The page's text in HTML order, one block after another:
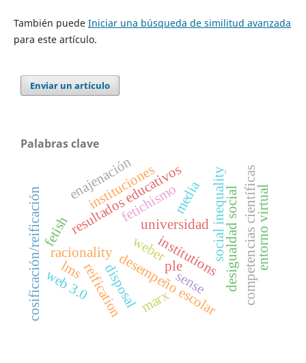
También puede Iniciar una búsqueda de similitud avanzada
para este artículo.
Enviar un artículo
Palabras clave
universidad
fetichismo
resultados educativos
desempeño escolar
social inequalitydesigualdad social
racionality weberinstitutions
instituciones
fetish
disposal
reification
enajenación
cosificación/reificación marx
media competencias científicas
ple
lms entorno virtual
web 3.0 sense